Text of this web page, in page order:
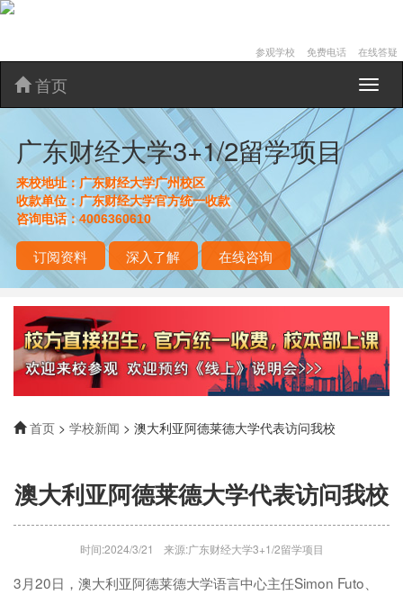
在线答疑
免费电话
参观学校
广
东
财
3+1/2
学
首页
广东财经大学3+1/2留学项目
来校地址： 广东财经大学广州校区
收款单位： 广东财经大学官方统一收款
咨询电话：4006360610
订阅资料 深入了解 在线咨询
首页 > 学校新闻 > 澳大利亚阿德莱德大学代表访问我校
澳大利亚阿德莱德大学代表访问我校
时间:2024/3/21 来源:广东财经大学3+1/2留学项目
3月20日，澳大利亚阿德莱德大学语言中心主任Simon Futo、